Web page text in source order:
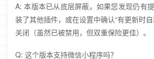
A: 本版本已从底层屏蔽。如果您发现仍有
装了其他插件，或在设置中确认“有更新时
关闭（虽然已被禁用，但双重保险更佳）。
Q: 这个版本支持微信小程序吗？